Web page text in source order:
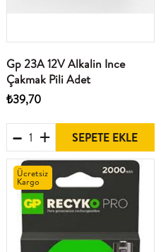
Gp 23A 12V Alkalin Ince
Çakmak Pili Adet
₺39,70
SEPETE EKLE
Ücretsiz
Kargo